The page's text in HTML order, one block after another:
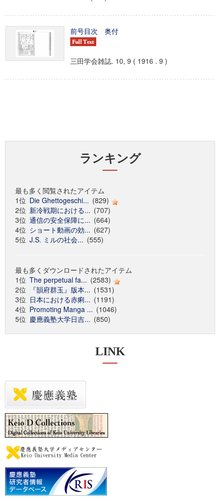
前号目次 奥付
三田学会雑誌. 10, 9 ( 1916 . 9 )
ランキング
最も多く閲覧されたアイテム
1位 Die Ghettogeschi... (829)
2位 新冷戦期における... (707)
3位 通信の安全保障に... (664)
4位 ショート動画の効... (627)
5位 J.S. ミルの社会... (555)
最も多くダウンロードされたアイテム
1位 The perpetual fa... (2583)
2位
『韻府群玉』版本... (1531)
3位 日本における赤痢... (1191)
4位 Promoting Manga ... (1046)
5位 慶應義塾大学日吉... (850)
LINK